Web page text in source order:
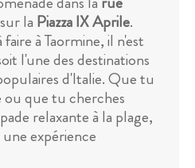
la Piazza IX Aprile.
à Taormine, il n'est
l'une des destinations
d'Italie. Que tu
ou que tu cherches
relaxante à la plage,
expérience